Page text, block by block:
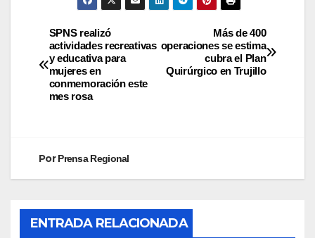
Más de 400
operaciones se estima
cubra el Plan
Quirúrgico en Trujillo
SPNS realizó
actividades recreativas
y educativa para
mujeres en
conmemoración este
mes rosa
PorPrensa Regional
ENTRADA RELACIONADA